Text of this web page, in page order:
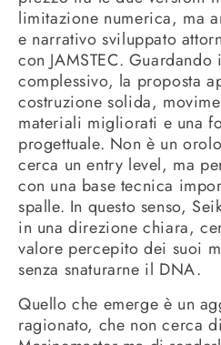
limitazione numerica, ma
e narrativo sviluppato
con JAMSTEC.
complessivo, la proposta
costruzione solida,
materiali migliorati e una
progettuale. Non è un
cerca un entry level, ma
con una base tecnica
spalle. In questo senso,
in una direzione chiara,
valore percepito dei suoi
senza snaturarne il DNA.
Quello che emerge è un
ragionato, che non cerca